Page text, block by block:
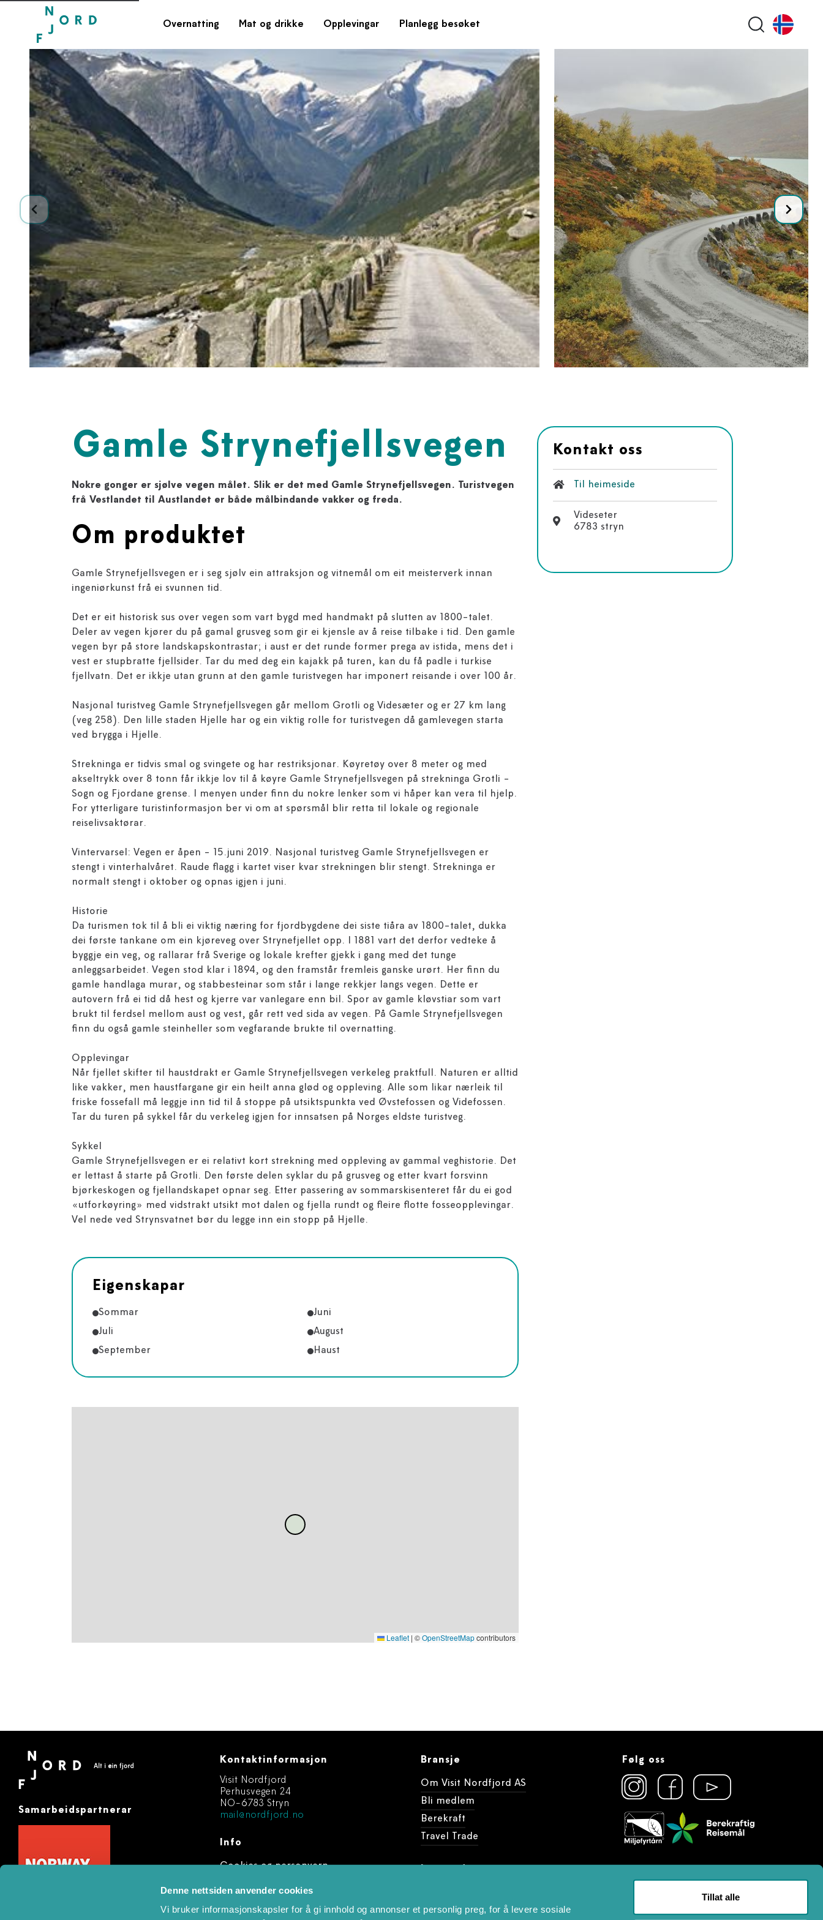
Denne nettsiden anvender cookies
Vi bruker informasjonskapsler for å gi innhold og annonser et personlig preg, for å levere sosiale
Tillat alle
Overnatting Mat og drikke Opplevingar Planlegg besøket Search
Gamle Strynefjellsvegen
Nokre gonger er sjølve vegen målet. Slik er det med Gamle Strynefjellsvegen. Turistvegen
frå Vestlandet til Austlandet er både målbindande vakker og freda.
Om produktet
Gamle Strynefjellsvegen er i seg sjølv ein attraksjon og vitnemål om eit meisterverk innan
ingeniørkunst frå ei svunnen tid.
Det er eit historisk sus over vegen som vart bygd med handmakt på slutten av 1800-talet.
Deler av vegen kjører du på gamal grusveg som gir ei kjensle av å reise tilbake i tid. Den gamle
vegen byr på store landskapskontrastar; i aust er det runde former prega av istida, mens det i
vest er stupbratte fjellsider. Tar du med deg ein kajakk på turen, kan du få padle i turkise
fjellvatn. Det er ikkje utan grunn at den gamle turistvegen har imponert reisande i over 100 år.
Nasjonal turistveg Gamle Strynefjellsvegen går mellom Grotli og Videsæter og er 27 km lang
(veg 258). Den lille staden Hjelle har og ein viktig rolle for turistvegen då gamlevegen starta
ved brygga i Hjelle.
Strekninga er tidvis smal og svingete og har restriksjonar. Køyretøy over 8 meter og med
akseltrykk over 8 tonn får ikkje lov til å køyre Gamle Strynefjellsvegen på strekninga Grotli -
Sogn og Fjordane grense. I menyen under finn du nokre lenker som vi håper kan vera til hjelp.
For ytterligare turistinformasjon ber vi om at spørsmål blir retta til lokale og regionale
reiselivsaktørar.
Vintervarsel: Vegen er åpen - 15.juni 2019. Nasjonal turistveg Gamle Strynefjellsvegen er
stengt i vinterhalvåret. Raude flagg i kartet viser kvar strekningen blir stengt. Strekninga er
normalt stengt i oktober og opnas igjen i juni.
Historie
Da turismen tok til å bli ei viktig næring for fjordbygdene dei siste tiåra av 1800-talet, dukka
dei første tankane om ein kjøreveg over Strynefjellet opp. I 1881 vart det derfor vedteke å
byggje ein veg, og rallarar frå Sverige og lokale krefter gjekk i gang med det tunge
anleggsarbeidet. Vegen stod klar i 1894, og den framstår fremleis ganske urørt. Her finn du
gamle handlaga murar, og stabbesteinar som står i lange rekkjer langs vegen. Dette er
autovern frå ei tid då hest og kjerre var vanlegare enn bil. Spor av gamle kløvstiar som vart
brukt til ferdsel mellom aust og vest, går rett ved sida av vegen. På Gamle Strynefjellsvegen
finn du også gamle steinheller som vegfarande brukte til overnatting.
Opplevingar
Når fjellet skifter til haustdrakt er Gamle Strynefjellsvegen verkeleg praktfull. Naturen er alltid
like vakker, men haustfargane gir ein heilt anna glød og oppleving. Alle som likar nærleik til
friske fossefall må leggje inn tid til å stoppe på utsiktspunkta ved Øvstefossen og Videfossen.
Tar du turen på sykkel får du verkeleg igjen for innsatsen på Norges eldste turistveg.
Sykkel
Gamle Strynefjellsvegen er ei relativt kort strekning med oppleving av gammal veghistorie. Det
er lettast å starte på Grotli. Den første delen syklar du på grusveg og etter kvart forsvinn
bjørkeskogen og fjellandskapet opnar seg. Etter passering av sommarskisenteret får du ei god
«utforkøyring» med vidstrakt utsikt mot dalen og fjella rundt og fleire flotte fosseopplevingar.
Vel nede ved Strynsvatnet bør du legge inn ein stopp på Hjelle.
Eigenskapar
Sommar
Juni
Juli
August
September
Haust
Leaflet | ©OpenStreetMapcontributors
Kontakt oss
Til heimeside
Videseter
6783 stryn
Samarbeidspartnerar
Kontaktinformasjon
Visit Nordfjord
Perhusvegen 24
NO-6783 Stryn
mail@nordfjord.no
Info
Cookies og personvern
Bransje
Om Visit Nordfjord AS
Bli medlem
Berekraft
Travel Trade
Følg oss